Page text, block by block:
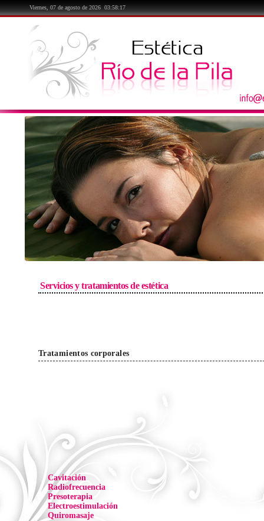
Viernes, 07 de agosto de 2026 03:58:18
Servicios y tratamientos de estética
Tratamientos corporales
Cavitación
Radiofrecuencia
Presoterapia
Electroestimulación
Quiromasaje